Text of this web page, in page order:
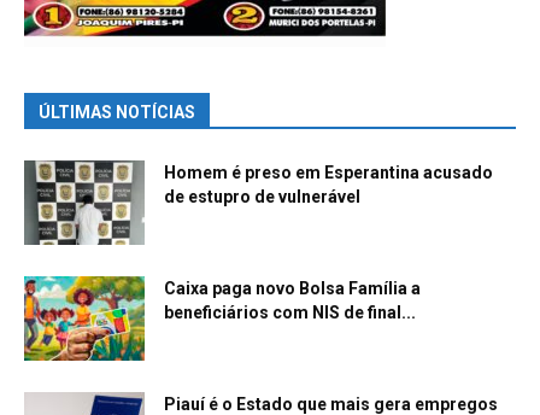
ÚLTIMAS NOTÍCIAS
Homem é preso em Esperantina acusado
de estupro de vulnerável
Caixa paga novo Bolsa Família a
beneficiários com NIS de final...
Piauí é o Estado que mais gera empregos